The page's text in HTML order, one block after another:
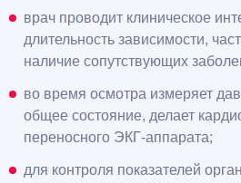
врач проводит клиническое
длительность зависимости,
наличие сопутствующих
во время осмотра измеряет
общее состояние, делает
переносного ЭКГ-аппарата;
для контроля показателей